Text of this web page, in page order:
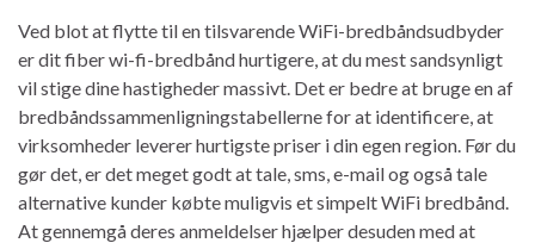
Ved blot at flytte til en tilsvarende WiFi-bredbåndsudbyder
er dit fiber wi-fi-bredbånd hurtigere, at du mest sandsynligt
vil stige dine hastigheder massivt. Det er bedre at bruge en af ​​
bredbåndssammenligningstabellerne for at identificere, at
virksomheder leverer hurtigste priser i din egen region. Før du
gør det, er det meget godt at tale, sms, e-mail og også tale
alternative kunder købte muligvis et simpelt WiFi bredbånd.
At gennemgå deres anmeldelser hjælper desuden med at